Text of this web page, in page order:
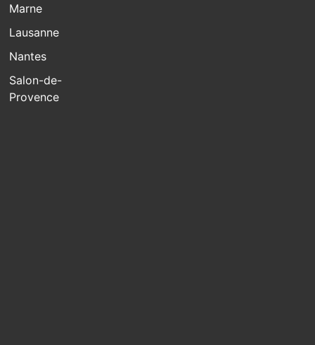
Marne
Lausanne
Nantes
Salon-de-
Provence